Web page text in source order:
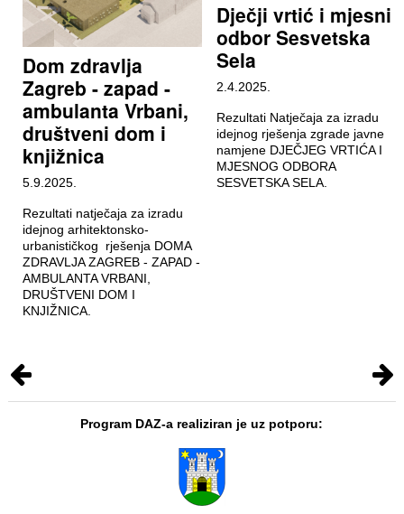
Dom zdravlja
Zagreb - zapad -
ambulanta Vrbani,
društveni dom i
knjižnica
5.9.2025.
Rezultati natječaja za izradu
idejnog arhitektonsko-
urbanističkog rješenja DOMA
ZDRAVLJA ZAGREB - ZAPAD -
AMBULANTA VRBANI,
DRUŠTVENI DOM I
KNJIŽNICA.
Dječji vrtić i mjesni
odbor Sesvetska
Sela
2.4.2025.
Rezultati Natječaja za izradu
idejnog rješenja zgrade javne
namjene DJEČJEG VRTIĆA I
MJESNOG ODBORA
SESVETSKA SELA.
Program DAZ-a realiziran je uz potporu: